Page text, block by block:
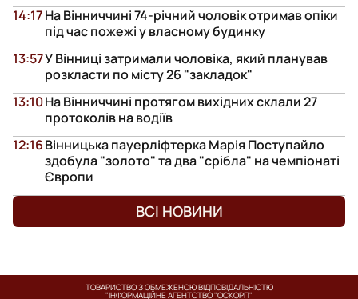
На Вінниччині 74-річний чоловік отримав опіки
під час пожежі у власному будинку
14:17
У Вінниці затримали чоловіка, який планував
розкласти по місту 26 "закладок"
13:57
На Вінниччині протягом вихідних склали 27
протоколів на водіїв
13:10
Вінницька пауерліфтерка Марія Поступайло
здобула "золото" та два "срібла" на чемпіонаті
Європи
12:16
ВСІ НОВИНИ
ТОВАРИСТВО З ОБМЕЖЕНОЮ ВІДПОВІДАЛЬНІСТЮ
"ІНФОРМАЦІЙНЕ АГЕНТСТВО "ОСКОРП"